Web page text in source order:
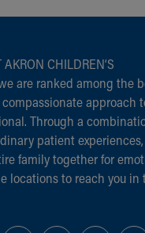
AKRON CHILDREN‘S
are ranked among the
compassionate
Through a
patient
family together for
locations to reach you